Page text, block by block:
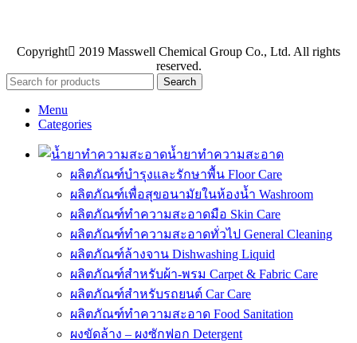
Copyright
2019 Masswell Chemical Group Co., Ltd. All rights
reserved.
Search
Menu
Categories
น้ำยาทำความสะอาด
ผลิตภัณฑ์บำรุงและรักษาพื้น Floor Care
ผลิตภัณฑ์เพื่อสุขอนามัยในห้องน้ำ Washroom
ผลิตภัณฑ์ทำความสะอาดมือ Skin Care
ผลิตภัณฑ์ทำความสะอาดทั่วไป General Cleaning
ผลิตภัณฑ์ล้างจาน Dishwashing Liquid
ผลิตภัณฑ์สำหรับผ้า-พรม Carpet & Fabric Care
ผลิตภัณฑ์สำหรับรถยนต์ Car Care
ผลิตภัณฑ์ทำความสะอาด Food Sanitation
ผงขัดล้าง – ผงซักฟอก Detergent